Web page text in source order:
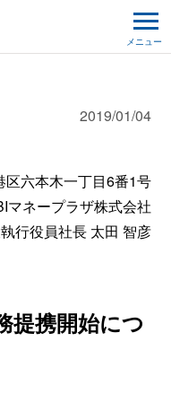
メニュー
2019/01/04
区六本木一丁目6番1号
マネープラザ株式会社
行役員社長 太田 智彦
提携開始につ